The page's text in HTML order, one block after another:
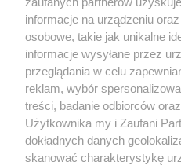
Tarnowskie Góry
Ruda Śląska
Świętochłowice
Tychy
Bytom
Katowice
Gliwice
Zabrze
Zagłębie
informacje na urządzeniu
osobowe, takie jak unikalne
informacje wysyłane przez
przeglądania w celu
reklam, wybór
treści, badanie odbiorców
Użytkownika my i Zaufani
dokładnych danych
skanować charakterystykę